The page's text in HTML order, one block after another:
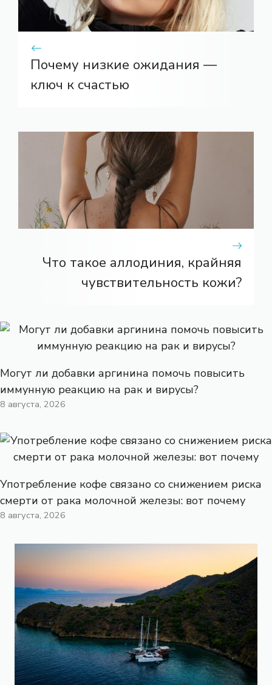
Почему низкие ожидания —
ключ к счастью
Что такое аллодиния, крайняя
чувствительность кожи?
Могут ли добавки аргинина помочь повысить
иммунную реакцию на рак и вирусы?
8 августа, 2026
Употребление кофе связано со снижением риска
смерти от рака молочной железы: вот почему
8 августа, 2026